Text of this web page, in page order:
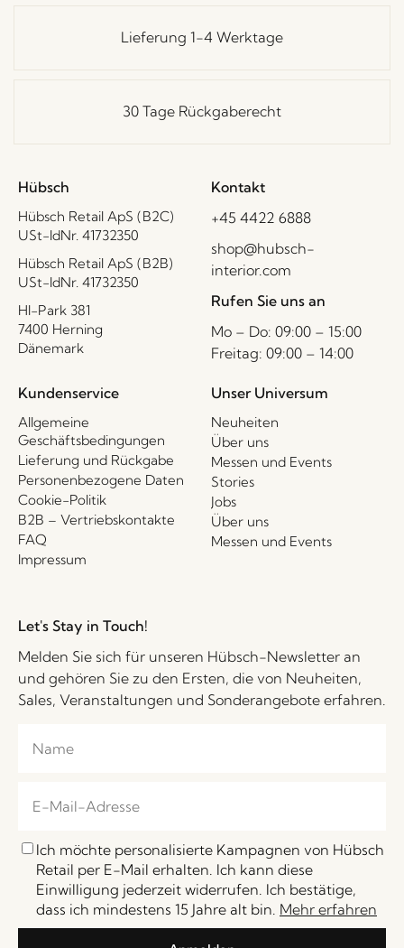
Lieferung 1-4 Werktage
30 Tage Rückgaberecht
Hübsch
Hübsch Retail ApS (B2C)
USt-IdNr. 41732350
Hübsch Retail ApS (B2B)
USt-IdNr. 41732350
HI-Park 381
7400 Herning
Dänemark
Kontakt
+45 4422 6888
shop@hubsch-
interior.com
Rufen Sie uns an
Mo – Do: 09:00 – 15:00
Freitag: 09:00 – 14:00
Kundenservice
Allgemeine
Geschäftsbedingungen
Lieferung und Rückgabe
Personenbezogene Daten
Cookie-Politik
B2B – Vertriebskontakte
FAQ
Impressum
Unser Universum
Neuheiten
Über uns
Messen und Events
Stories
Jobs
Über uns
Messen und Events
Let's Stay in Touch!
Melden Sie sich für unseren Hübsch-Newsletter an
und gehören Sie zu den Ersten, die von Neuheiten,
Sales, Veranstaltungen und Sonderangebote erfahren.
Ich möchte personalisierte Kampagnen von Hübsch
Retail per E-Mail erhalten. Ich kann diese
Einwilligung jederzeit widerrufen. Ich bestätige,
dass ich mindestens 15 Jahre alt bin. Mehr erfahren